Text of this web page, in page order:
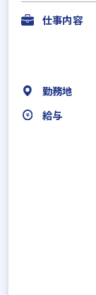
仕事内容
勤務地
給与